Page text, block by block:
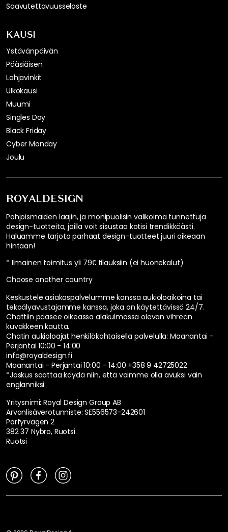
ROYALDESIGN
Pohjoismaiden laajin, ja monipuolisin valikoima tunnettuja
design-tuotteita, joilla voit sisustaa kotisi trendikkäästi.
Haluamme tarjota parhaat design-tuotteet juuri oikeaan
hintaan!
* Ilmainen toimitus yli 79€ tilauksiin (ei huonekalut)
Choose another country
Keskustele asiakaspalvelumme kanssa aukioloaikoina tai
tekoälyavustajamme kanssa, joka on käytettävissä 24/7.
Chattiin pääsee oikeassa alakulmassa olevan vihreän
kuvakkeen kautta.
Chatin aukioloajat henkilökohtaisella palvelulla: Maanantai -
Perjantai 10:00 - 14:00
info@royaldesign.fi
Maanantai - Perjantai 10:00 - 14:00 +358 9 42725022
*Joskus saattaa käydä niin, että voimme olla avuksi vain
englanniksi.
Yritysnimi: Royal Design Group AB
Arvonlisäverotunniste: SE556573-242601
Porfyrvägen 2
382 37 Nybro, Ruotsi
Ruotsi
Saavutettavuusseloste
KAUSI
Ystävänpäivän
Pääsiäisen
Lahjavinkit
Ulkokausi
Muumi
Singles Day
Black Friday
Cyber Monday
Joulu